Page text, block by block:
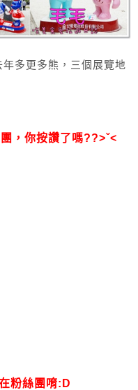
多更多熊，三個展覽地
， 你按讚了嗎??>ˇ<
粉絲團唷:D